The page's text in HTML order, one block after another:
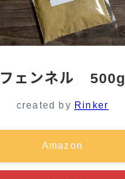
フェンネル 500g
created by Rinker
Amazon